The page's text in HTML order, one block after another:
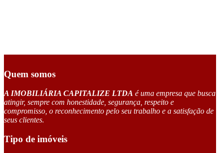
Quem somos
A IMOBILIÁRIA CAPITALIZE LTDA é uma empresa que busca
atingir, sempre com honestidade, segurança, respeito e
compromisso, o reconhecimento pelo seu trabalho e a satisfação de
seus clientes.
Tipo de imóveis